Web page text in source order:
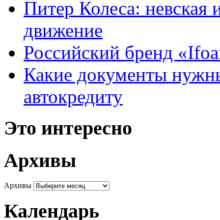
Питер Колеса: невская
движение
Российский бренд
Какие документы
автокредиту
Это интересно
Архивы
Архивы
Календарь